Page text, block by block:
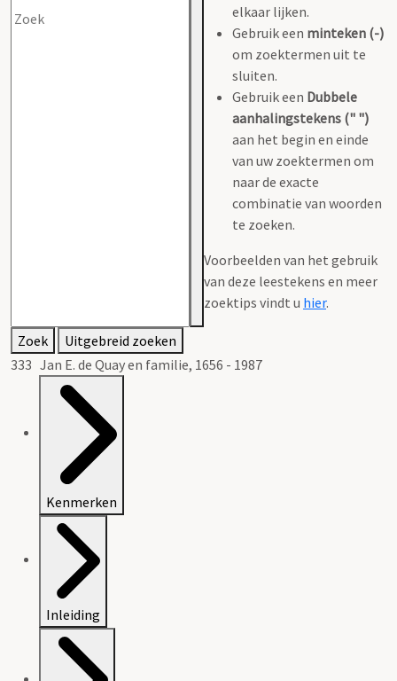
elkaar lijken.
Gebruik een minteken (-)
om zoektermen uit te
sluiten.
Gebruik een Dubbele
aanhalingstekens (" ")
aan het begin en einde
van uw zoektermen om
naar de exacte
combinatie van woorden
te zoeken.
Voorbeelden van het gebruik
van deze leestekens en meer
zoektips vindt u hier.
Zoek
Uitgebreid zoeken
333 Jan E. de Quay en familie, 1656 - 1987
Kenmerken
Inleiding